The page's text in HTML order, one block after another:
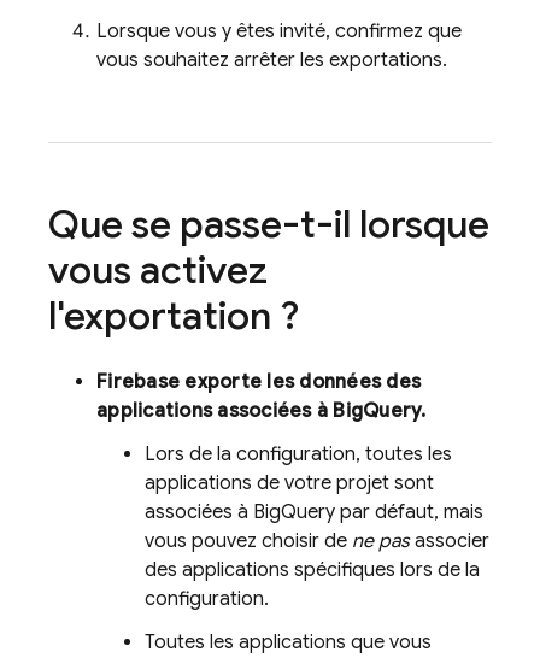
Lorsque vous y êtes invité, confirmez que
vous souhaitez arrêter les exportations.
Que se passe-t-il lorsque
vous activez
l'exportation ?
Firebase exporte les données des
applications associées à BigQuery.
Lors de la configuration, toutes les
applications de votre projet sont
associées à BigQuery par défaut, mais
vous pouvez choisir de ne pasassocier
des applications spécifiques lors de la
configuration.
Toutes les applications que vous